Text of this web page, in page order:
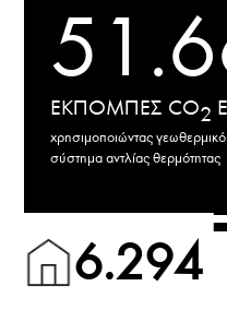
ΕΚΠΟΜΠΕΣ CO2
χρησιμοποιώντας
σύστημα αντλίας θερμότητας
6.294